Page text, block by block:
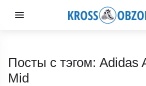
Посты с тэгом: Adidas
Mid